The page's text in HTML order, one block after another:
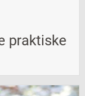
praktiske